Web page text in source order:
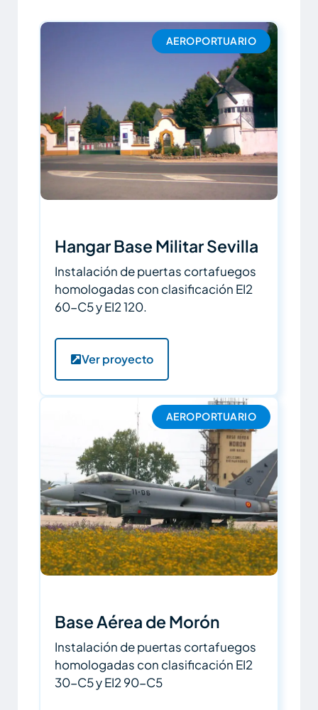
AEROPORTUARIO
Hangar Base Militar Sevilla
Instalación de puertas cortafuegos
homologadas con clasificación EI2
60-C5 y EI2 120.
Ver proyecto
AEROPORTUARIO
Base Aérea de Morón
Instalación de puertas cortafuegos
homologadas con clasificación EI2
30-C5 y EI2 90-C5